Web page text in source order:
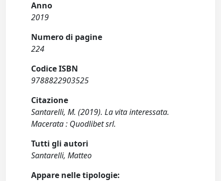
Anno
2019
Numero di pagine
224
Codice ISBN
9788822903525
Citazione
Santarelli, M. (2019). La vita interessata.
Macerata : Quodlibet srl.
Tutti gli autori
Santarelli, Matteo
Appare nelle tipologie: